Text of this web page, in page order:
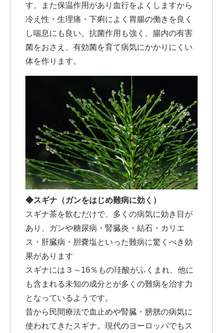
す。また保温作用があり血行をよくしますから
冷え性・生理痛・下痢によく胃腸の働きを良く
し喘息にも良い。抗菌作用も強く、腸内の有害
菌をおさえ、有効菌を育て病気にかかりにくい
体を作ります。
◆スギナ（ガンをはじめ難病に効く）
スギナ茶を飲むだけで、多くの病気に効き目が
あり、ガンや糖尿病・腎臓炎・結石・カリエ
ス・肝臓病・胆嚢塩といった難病に驚くべき効
果があります
スギナには３～16％もの珪酸がふくまれ、他に
も含まれる未知の成分とが多くの難病を治す力
となっているようです。
昔から民間療法で血止めや腎臓・膀胱の病気に
使われてきたスギナ。現代のヨーロッパでもス